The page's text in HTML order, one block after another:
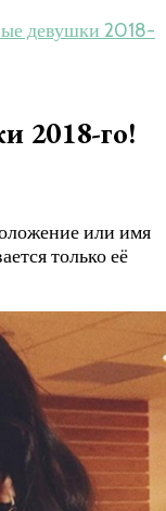
девушки 2018-
2018-го!
или имя
только её